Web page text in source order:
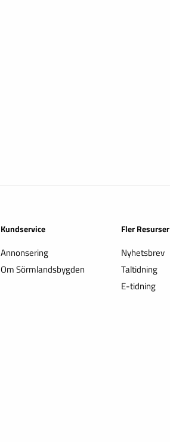
Kundservice
Annonsering
Om Sörmlandsbygden
Fler Resurser
Nyhetsbrev
Taltidning
E-tidning